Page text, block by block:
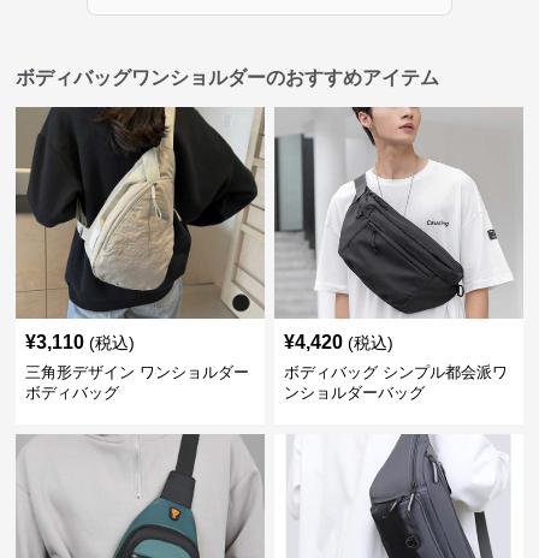
ボディバッグワンショルダーのおすすめアイテム
¥3,110 (税込)
三角形デザイン ワンショルダー
ボディバッグ
¥4,420 (税込)
ボディバッグ シンプル都会派ワ
ンショルダーバッグ